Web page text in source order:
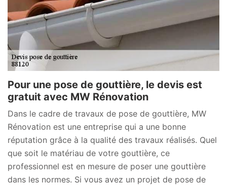
Pour une pose de gouttière, le devis est
gratuit avec MW Rénovation
Dans le cadre de travaux de pose de gouttière, MW
Rénovation est une entreprise qui a une bonne
réputation grâce à la qualité des travaux réalisés. Quel
que soit le matériau de votre gouttière, ce
professionnel est en mesure de poser une gouttière
dans les normes. Si vous avez un projet de pose de